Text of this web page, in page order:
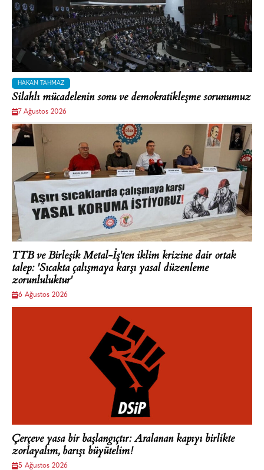
HAKAN TAHMAZ
Silahlı mücadelenin sonu ve demokratikleşme sorunumuz
7 Ağustos 2026
TTB ve Birleşik Metal-İş'ten iklim krizine dair ortak
talep: 'Sıcakta çalışmaya karşı yasal düzenleme
zorunluluktur'
6 Ağustos 2026
Çerçeve yasa bir başlangıçtır: Aralanan kapıyı birlikte
zorlayalım, barışı büyütelim!
5 Ağustos 2026